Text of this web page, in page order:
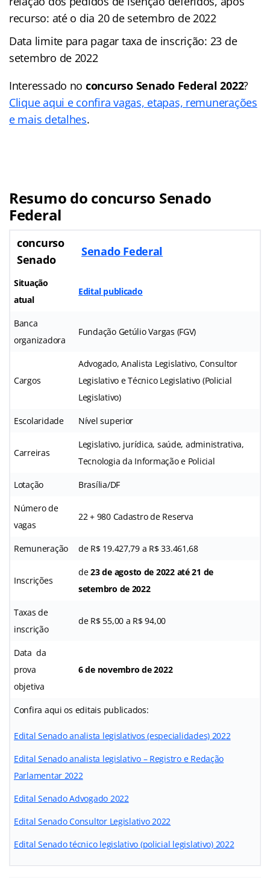
recurso: até o dia 20 de setembro de 2022
Data limite para pagar taxa de inscrição: 23 de
setembro de 2022
Interessado no concurso Senado Federal 2022?
Clique aqui e confira vagas, etapas, remunerações
e mais detalhes.
Resumo do concurso Senado
Federal
concurso
Senado
Senado Federal
Situação
atual
Edital publicado
Banca
organizadora
Fundação Getúlio Vargas (FGV)
Cargos
Advogado, Analista Legislativo, Consultor
Legislativo e Técnico Legislativo (Policial
Legislativo)
Escolaridade Nível superior
Carreiras
Legislativo, jurídica, saúde, administrativa,
Tecnologia da Informação e Policial
Lotação Brasília/DF
Número de
vagas
22 + 980 Cadastro de Reserva
Remuneração de R$ 19.427,79 a R$ 33.461,68
Inscrições
de23 de agosto de 2022 até 21 de
setembro de 2022
Taxas de
inscrição
de R$ 55,00 a R$ 94,00
Data da
prova
objetiva
6 de novembro de 2022
Confira aqui os editais publicados:
Edital Senado analista legislativos (especialidades) 2022
Edital Senado analista legislativo – Registro e Redação
Parlamentar 2022
Edital Senado Advogado 2022
Edital Senado Consultor Legislativo 2022
Edital Senado técnico legislativo (policial legislativo) 2022